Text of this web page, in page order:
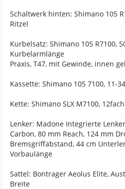
Schaltwerk hinten: Shimano 105
Ritzel
Kurbelsatz: Shimano 105 R7100,
Kurbelarmlänge
Praxis, T47, mit Gewinde, innen
Kassette: Shimano 105 7100, 11-
Kette: Shimano SLX M7100, 12fach
Lenker: Madone Integrierte
Carbon, 80 mm Reach, 124 mm
Bremsgriffabstand, 44 cm
Vorbaulänge
Sattel: Bontrager Aeolus Elite,
Breite